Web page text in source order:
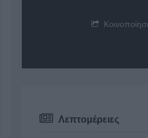
Λεπτομέρειες